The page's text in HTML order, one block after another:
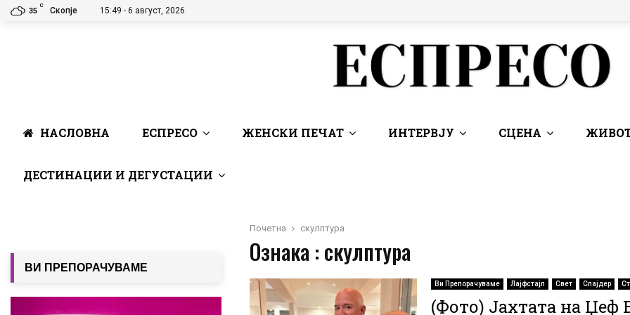
35
C
Скопје 15:49 - 6 август, 2026
НАСЛОВНА ЕСПРЕСО ЖЕНСКИ ПЕЧАТ ИНТЕРВЈУ СЦЕНА
ДЕСТИНАЦИИ И ДЕГУСТАЦИИ
Почетна скулптура
Ознака : скулптура
Ви Препорачуваме Лајфстајл Свет Слајдер
(Фото) Јахтата на Џеф
ВИ ПРЕПОРАЧУВАМЕ